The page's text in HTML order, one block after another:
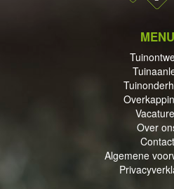
MENU
Over
Contact
Algemene